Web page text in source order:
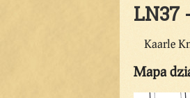
LN37
Kaarle
Mapa